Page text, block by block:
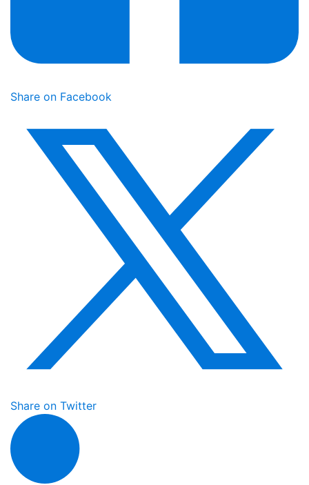
Share on Facebook
Share on Twitter